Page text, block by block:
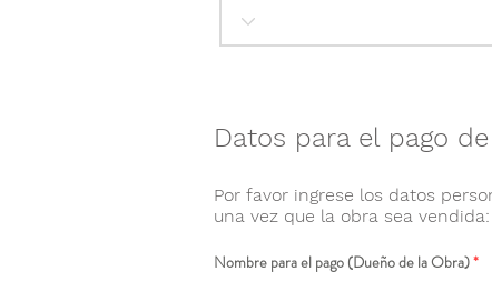
Datos para el pago
Por favor ingrese los datos
una vez que la obra sea vendida:
Nombre para el pago (Dueño de la Obra)